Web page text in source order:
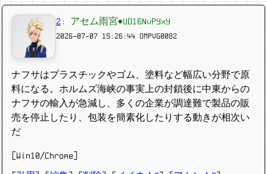
2 : アセム雨宮◆UD16NvPYxY
2026-07-07 15:26:44 OMPVG0082
ナフサはプラスチックやゴム、塗料など幅広い分野で原
料になる。ホルムズ海峡の事実上の封鎖後に中東からの
ナフサの輸入が急減し、多くの企業が調達難で製品の販
売を停止したり、包装を簡素化したりする動きが相次い
だ
[Win10/Chrome]